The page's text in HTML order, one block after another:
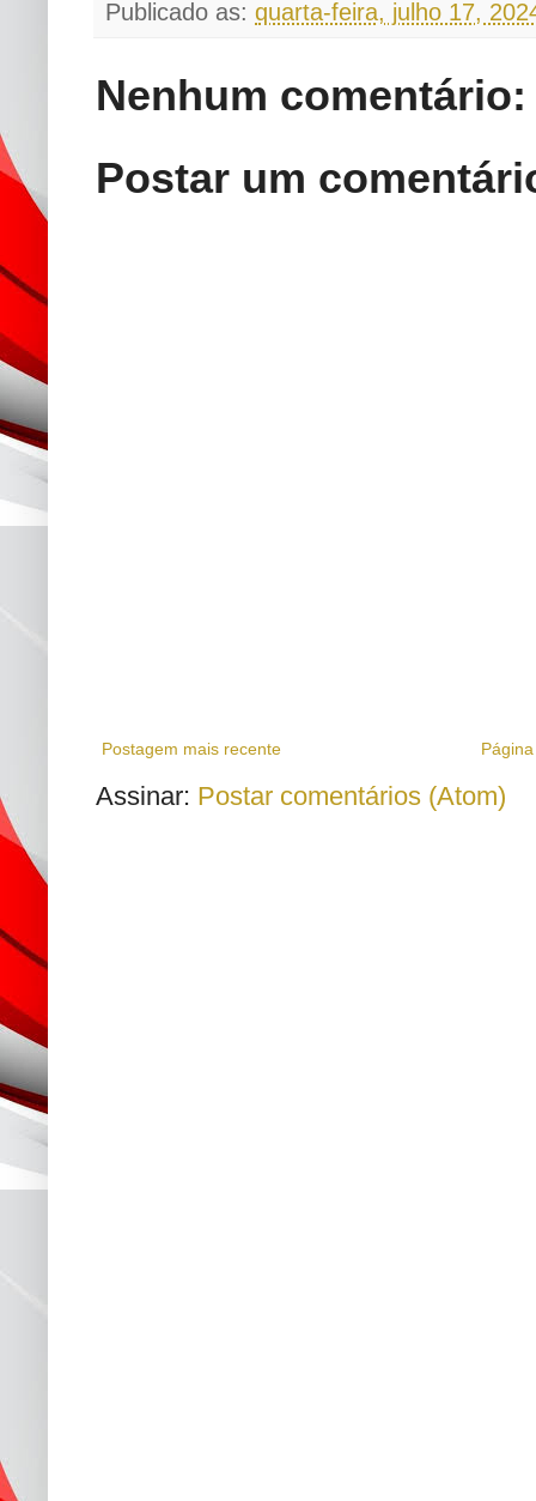
Publicado as: quarta-feira, julho 17,
Nenhum comentário:
Postar um
Postagem mais recente
Assinar: Postar comentários (Atom)